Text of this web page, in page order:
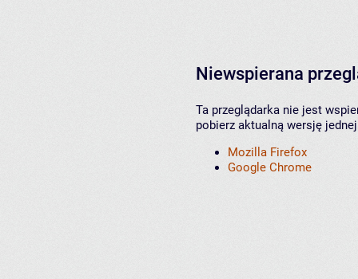
Niewspierana
Ta przeglądarka nie jest
pobierz aktualną wersję
Mozilla Firefox
Google Chrome